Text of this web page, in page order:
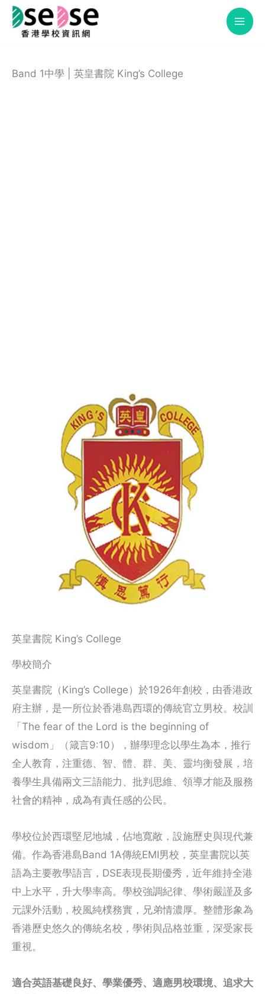
Skip
Band 1中學 | 英皇書院 King’s College
英皇書院 King’s College
學校簡介
英皇書院（King’s College）於1926年創校，由香港政
府主辦，是一所位於香港島西環的傳統官立男校。校訓
「The fear of the Lord is the beginning of
wisdom」（箴言9:10），辦學理念以學生為本，推行
全人教育，注重德、智、體、群、美、靈均衡發展，培
養學生具備兩文三語能力、批判思維、領導才能及服務
社會的精神，成為有責任感的公民。
學校位於西環堅尼地城，佔地寬敞，設施歷史與現代兼
備。作為香港島Band 1A傳統EMI男校，英皇書院以英
語為主要教學語言，DSE表現長期優秀，近年維持全港
中上水平，升大學率高。學校強調紀律、學術嚴謹及多
元課外活動，校風純樸務實，兄弟情濃厚。整體形象為
香港歷史悠久的傳統名校，學術與品格並重，深受家長
重視。
適合英語基礎良好、學業優秀、適應男校環境、追求大